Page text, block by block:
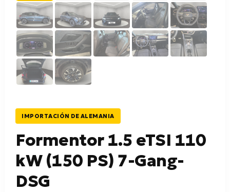
IMPORTACIÓN DE ALEMANIA
Formentor 1.5 eTSI 110
kW (150 PS) 7-Gang-
DSG